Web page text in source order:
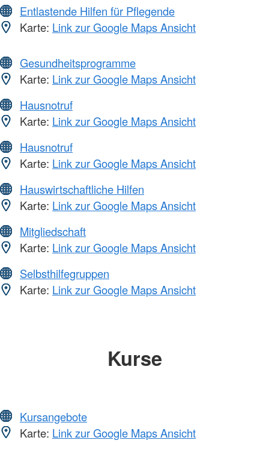
Entlastende Hilfen für Pflegende
Karte: Link zur Google Maps Ansicht
Gesundheitsprogramme
Karte: Link zur Google Maps Ansicht
Hausnotruf
Karte: Link zur Google Maps Ansicht
Hausnotruf
Karte: Link zur Google Maps Ansicht
Hauswirtschaftliche Hilfen
Karte: Link zur Google Maps Ansicht
Mitgliedschaft
Karte: Link zur Google Maps Ansicht
Selbsthilfegruppen
Karte: Link zur Google Maps Ansicht
Kurse
Kursangebote
Karte: Link zur Google Maps Ansicht